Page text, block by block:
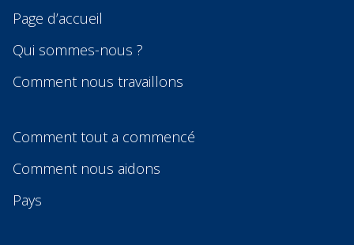
Page d’accueil
Qui sommes-nous ?
Comment nous travaillons
Comment tout a commencé
Comment nous aidons
Pays